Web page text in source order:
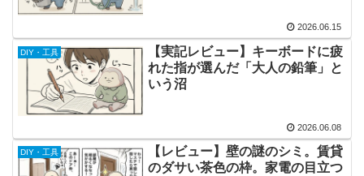
2026.06.15
DIY・工具
【実記レビュー】キーボードに疲
れた指が選んだ「大人の鉛筆」と
いう沼
2026.06.08
DIY・工具
【レビュー】壁の謎のシミ。賃貸
のダサい茶色の枠。家電の目立つ